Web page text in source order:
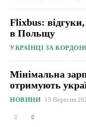
Flixbus:
в Польщу
УКРАЇНЦІ ЗА
Мінімальна
отримують
НОВИНИ 15 Вересня